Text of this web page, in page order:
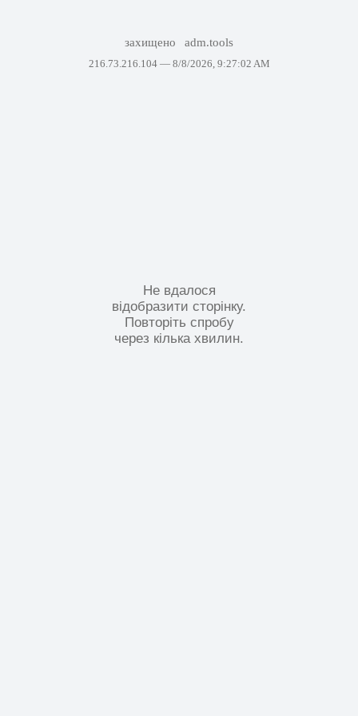
захищено adm.tools
216.73.216.104 — 8/8/2026, 9:27:02 AM
Не вдалося
відобразити сторінку.
Повторіть спробу
через кілька хвилин.